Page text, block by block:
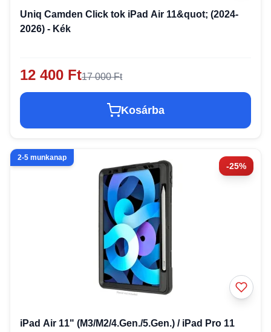
Uniq Camden Click tok iPad Air 11&quot; (2024-
2026) - Kék
12 400 Ft17 000 Ft
Kosárba
-25%
2-5 munkanap
iPad Air 11" (M3/M2/4.Gen./5.Gen.) / iPad Pro 11